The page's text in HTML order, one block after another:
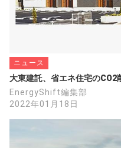
ニュース
大東建託、省エネ住宅の
EnergyShift編集部
2022年01月18日